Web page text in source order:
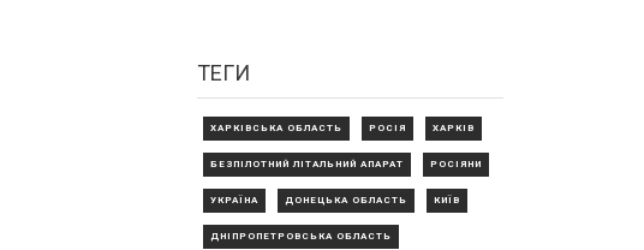
ТЕГИ
ХАРКІВСЬКА ОБЛАСТЬ РОСІЯ ХАРКІВ
БЕЗПІЛОТНИЙ ЛІТАЛЬНИЙ АПАРАТ РОСІЯНИ
УКРАЇНА ДОНЕЦЬКА ОБЛАСТЬ КИЇВ
ДНІПРОПЕТРОВСЬКА ОБЛАСТЬ